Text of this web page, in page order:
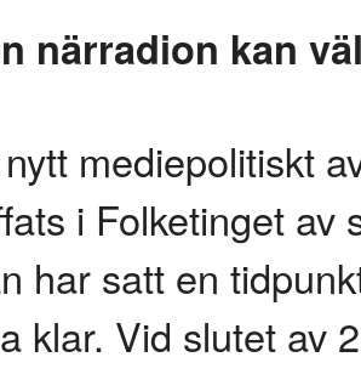
närradion kan
mediepolitiskt
i Folketinget av
har satt en
klar. Vid slutet av